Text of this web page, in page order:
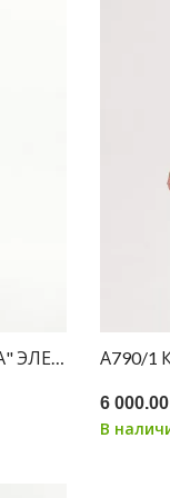
А790/1 КОМПЛЕКТ "АМИНА" ЭЛЕКТРИКА790/1
6
В